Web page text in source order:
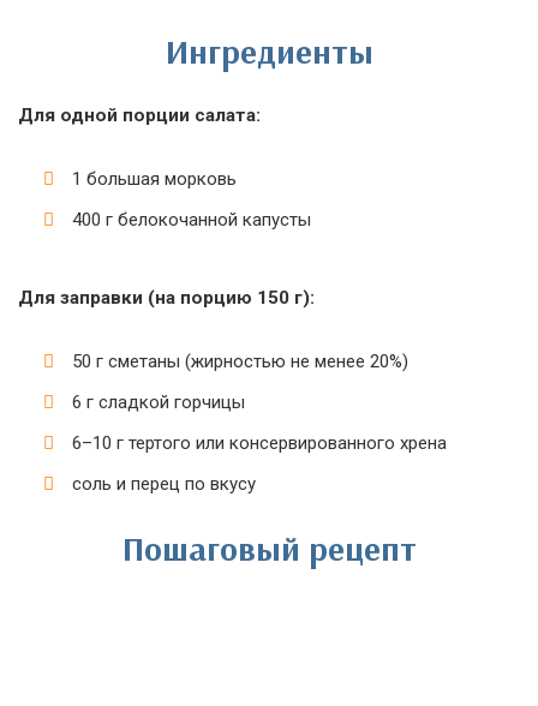
Ингредиенты
Для одной порции салата:
1 большая морковь
400 г белокочанной капусты
Для заправки (на порцию 150 г):
50 г сметаны (жирностью не менее 20%)
6 г сладкой горчицы
6–10 г тертого или консервированного хрена
соль и перец по вкусу
Пошаговый рецепт